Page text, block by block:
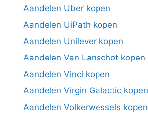
Aandelen Uber kopen
Aandelen UiPath kopen
Aandelen Unilever kopen
Aandelen Van Lanschot kopen
Aandelen Vinci kopen
Aandelen Virgin Galactic kopen
Aandelen Volkerwessels kopen